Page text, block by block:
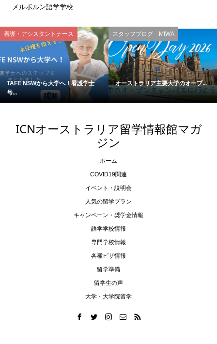
メルボルン語学学校
看護・アシスタントナース
TAFE NSWから大学へ！看護学士
号...
スタッフブログ MIWA
オーストラリア主要大学のオープ...
ICNオーストラリア留学情報館マガ
ジン
ホーム
COVID19関連
イベント・説明会
人気の留学プラン
キャンペーン・奨学金情報
語学学校情報
専門学校情報
各種ビザ情報
留学準備
留学生の声
大学・大学院留学